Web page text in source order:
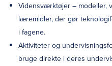
Vidensværktøjer – modeller,
læremidler, der gør
i fagene.
Aktiviteter og
bruge direkte i deres